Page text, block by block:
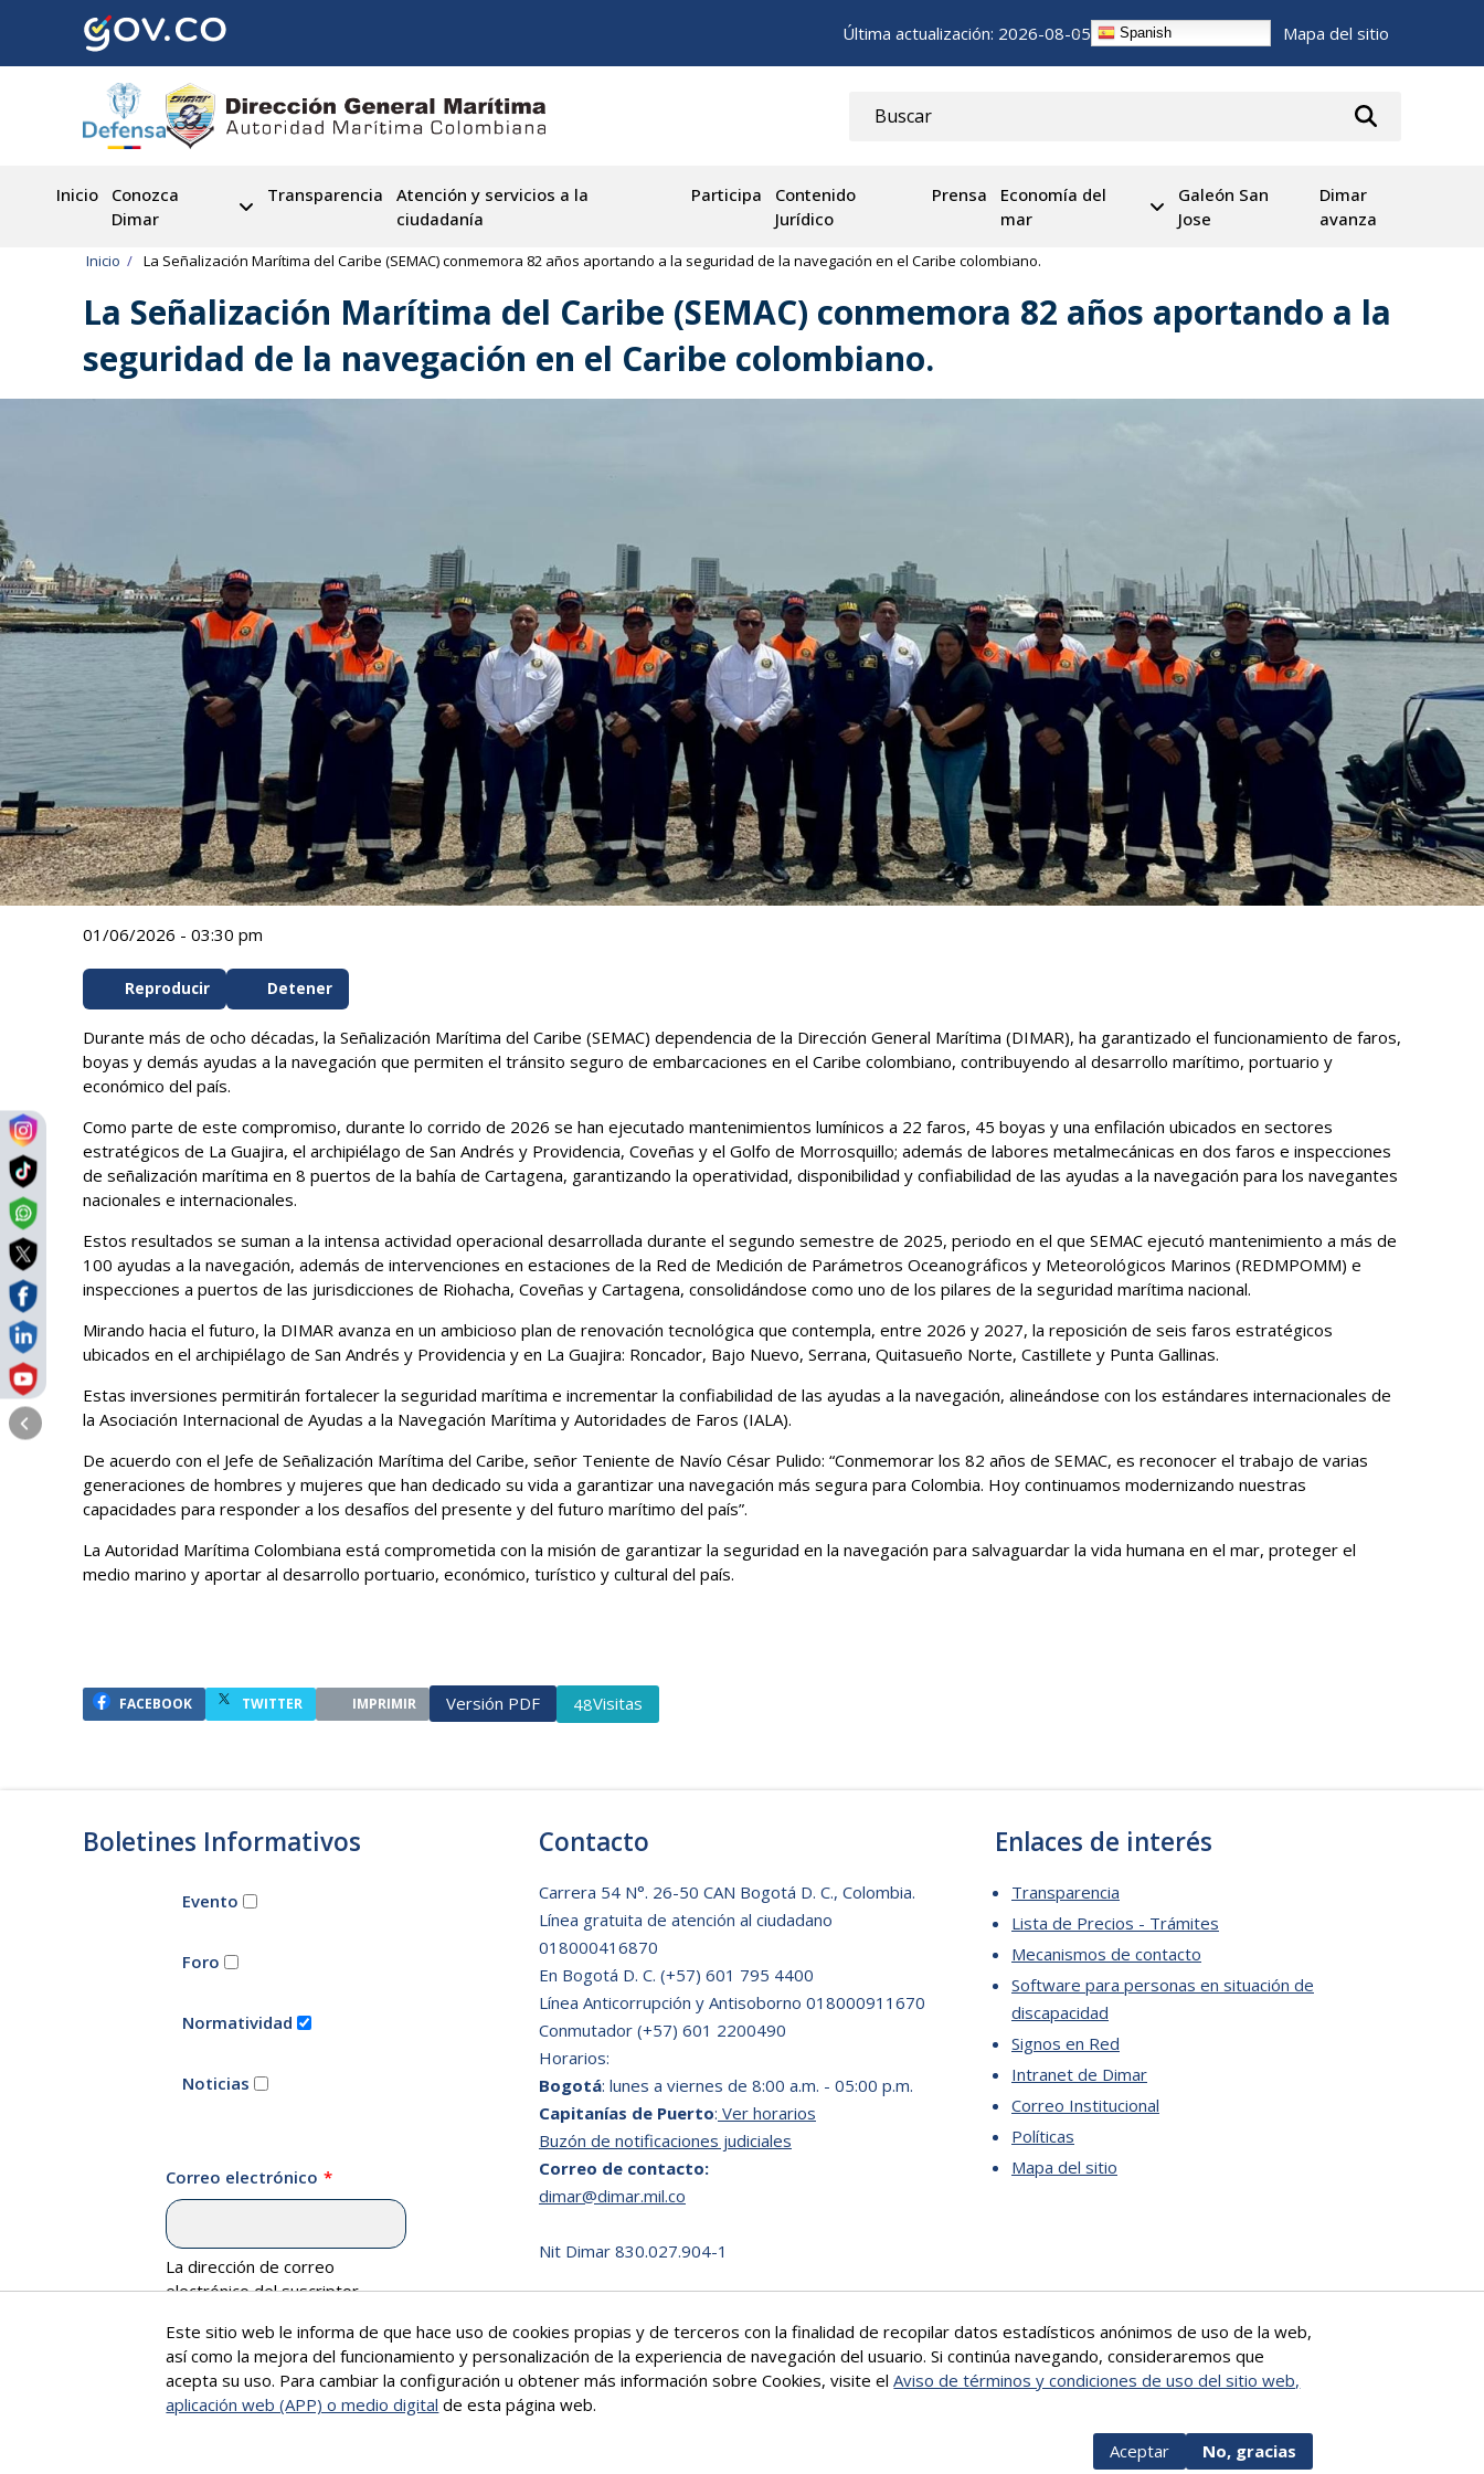
contenido
Última actualización: 2026-08-05 Spanish Mapa del sitio
Inicio
Conozca
Dimar
Transparencia
Atención y servicios a la
ciudadanía
Participa
Contenido
Jurídico
Prensa
Economía del
mar
Galeón San
Jose
Dimar
avanza
navegación
Inicio La Señalización Marítima del Caribe (SEMAC) conmemora 82 años aportando a la seguridad de la navegación en el Caribe colombiano.
La Señalización Marítima del Caribe (SEMAC) conmemora 82 años aportando a la
seguridad de la navegación en el Caribe colombiano.
01/06/2026 - 03:30 pm
Reproducir Detener
Durante más de ocho décadas, la Señalización Marítima del Caribe (SEMAC) dependencia de la Dirección General Marítima (DIMAR), ha garantizado el funcionamiento de faros,
boyas y demás ayudas a la navegación que permiten el tránsito seguro de embarcaciones en el Caribe colombiano, contribuyendo al desarrollo marítimo, portuario y
económico del país.
Como parte de este compromiso, durante lo corrido de 2026 se han ejecutado mantenimientos lumínicos a 22 faros, 45 boyas y una enfilación ubicados en sectores
estratégicos de La Guajira, el archipiélago de San Andrés y Providencia, Coveñas y el Golfo de Morrosquillo; además de labores metalmecánicas en dos faros e inspecciones
de señalización marítima en 8 puertos de la bahía de Cartagena, garantizando la operatividad, disponibilidad y confiabilidad de las ayudas a la navegación para los navegantes
nacionales e internacionales.
Estos resultados se suman a la intensa actividad operacional desarrollada durante el segundo semestre de 2025, periodo en el que SEMAC ejecutó mantenimiento a más de
100 ayudas a la navegación, además de intervenciones en estaciones de la Red de Medición de Parámetros Oceanográficos y Meteorológicos Marinos (REDMPOMM) e
inspecciones a puertos de las jurisdicciones de Riohacha, Coveñas y Cartagena, consolidándose como uno de los pilares de la seguridad marítima nacional.
Mirando hacia el futuro, la DIMAR avanza en un ambicioso plan de renovación tecnológica que contempla, entre 2026 y 2027, la reposición de seis faros estratégicos
ubicados en el archipiélago de San Andrés y Providencia y en La Guajira: Roncador, Bajo Nuevo, Serrana, Quitasueño Norte, Castillete y Punta Gallinas.
Estas inversiones permitirán fortalecer la seguridad marítima e incrementar la confiabilidad de las ayudas a la navegación, alineándose con los estándares internacionales de
la Asociación Internacional de Ayudas a la Navegación Marítima y Autoridades de Faros (IALA).
De acuerdo con el Jefe de Señalización Marítima del Caribe, señor Teniente de Navío César Pulido: “Conmemorar los 82 años de SEMAC, es reconocer el trabajo de varias
generaciones de hombres y mujeres que han dedicado su vida a garantizar una navegación más segura para Colombia. Hoy continuamos modernizando nuestras
capacidades para responder a los desafíos del presente y del futuro marítimo del país”.
La Autoridad Marítima Colombiana está comprometida con la misión de garantizar la seguridad en la navegación para salvaguardar la vida humana en el mar, proteger el
medio marino y aportar al desarrollo portuario, económico, turístico y cultural del país.
FACEBOOK TWITTER IMPRIMIR Versión PDF 48Visitas
Boletines Informativos
Evento
Foro
Normatividad
Noticias
Correo electrónico
La dirección de correo
electrónico del suscriptor.
Contacto
Carrera 54 N°. 26-50 CAN Bogotá D. C., Colombia.
Línea gratuita de atención al ciudadano
018000416870
En Bogotá D. C. (+57) 601 795 4400
Línea Anticorrupción y Antisoborno 018000911670
Conmutador (+57) 601 2200490
Horarios:
Bogotá: lunes a viernes de 8:00 a.m. - 05:00 p.m.
Capitanías de Puerto: Ver horarios
Buzón de notificaciones judiciales
Correo de contacto:
dimar@dimar.mil.co
Nit Dimar 830.027.904-1
Enlaces de interés
Transparencia
Lista de Precios - Trámites
Mecanismos de contacto
Software para personas en situación de
discapacidad
Signos en Red
Intranet de Dimar
Correo Institucional
Políticas
Mapa del sitio
Este sitio web le informa de que hace uso de cookies propias y de terceros con la finalidad de recopilar datos estadísticos anónimos de uso de la web,
así como la mejora del funcionamiento y personalización de la experiencia de navegación del usuario. Si continúa navegando, consideraremos que
acepta su uso. Para cambiar la configuración u obtener más información sobre Cookies, visite elAviso de términos y condiciones de uso del sitio web,
aplicación web (APP) o medio digital de esta página web.
Aceptar No, gracias